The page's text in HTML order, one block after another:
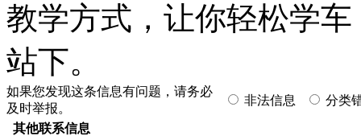
教学方式，让你轻松学
站下。
如果您发现这条信息有问题，请务必
及时举报。
非法信息 分类
其他联系信息